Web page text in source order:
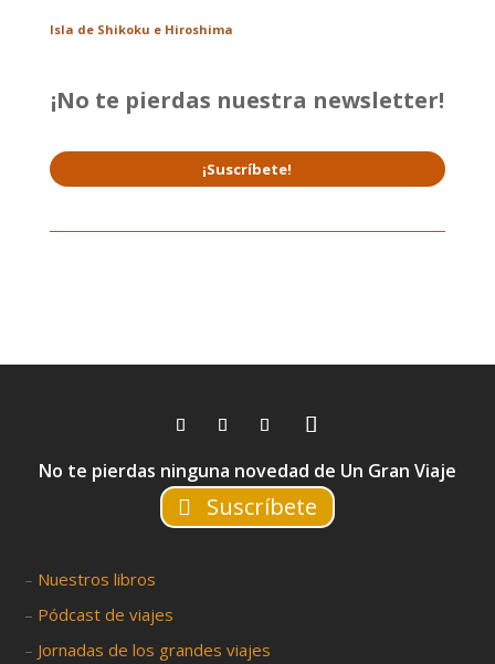
Isla de Shikoku e Hiroshima
¡No te pierdas nuestra newsletter!
¡Suscríbete!
No te pierdas ninguna novedad de Un Gran Viaje
Suscríbete
– Nuestros libros
– Pódcast de viajes
– Jornadas de los grandes viajes